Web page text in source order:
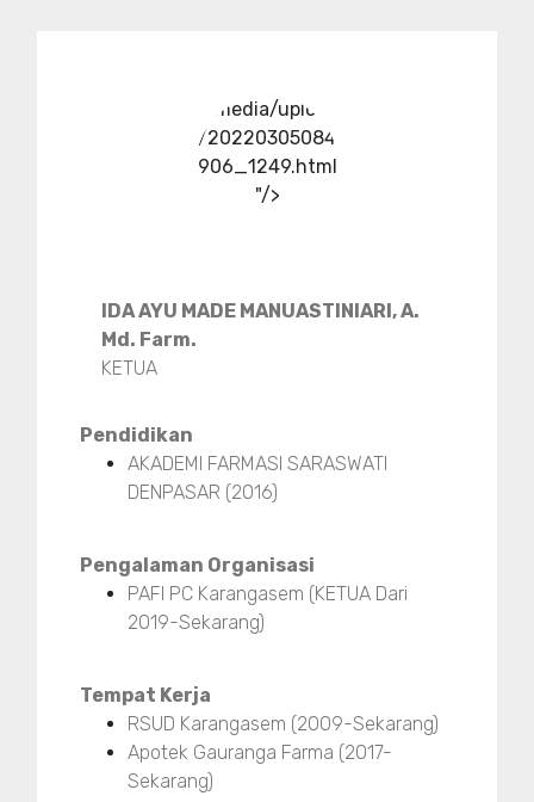
../media/upload
/20220305084
906_1249.html
"/>
IDA AYU MADE MANUASTINIARI, A.
Md. Farm.
KETUA
Pendidikan
AKADEMI FARMASI SARASWATI
DENPASAR (2016)
Pengalaman Organisasi
PAFI PC Karangasem (KETUA Dari
2019-Sekarang)
Tempat Kerja
RSUD Karangasem (2009-Sekarang)
Apotek Gauranga Farma (2017-
Sekarang)